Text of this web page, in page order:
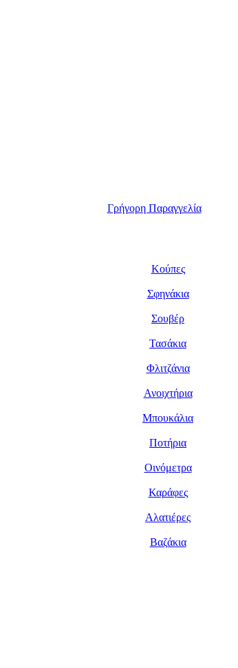
Γρήγορη Παραγγελία
Κούπες
Σφηνάκια
Σουβέρ
Τασάκια
Φλιτζάνια
Ανοιχτήρια
Μπουκάλια
Ποτήρια
Οινόμετρα
Καράφες
Αλατιέρες
Βαζάκια